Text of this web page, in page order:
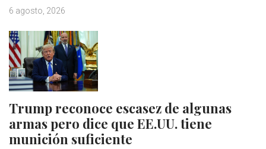
6 agosto, 2026
Trump reconoce escasez de algunas
armas pero dice que EE.UU. tiene
munición suficiente